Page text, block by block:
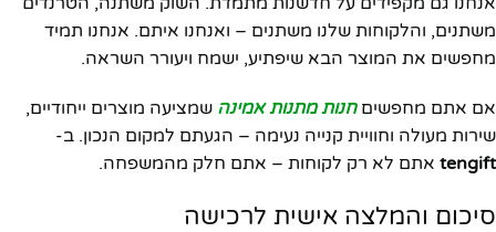
משתנים, והלקוחות שלנו משתנים – ואנחנו איתם. אנחנו תמיד
מחפשים את המוצר הבא שיפתיע, ישמח ויעורר השראה.
אם אתם מחפשיםחנות מתנות אמינה שמציעה מוצרים ייחודיים,
שירות מעולה וחוויית קנייה נעימה – הגעתם למקום הנכון. ב-
tengift אתם לא רק לקוחות – אתם חלק מהמשפחה.
סיכום והמלצה אישית לרכישה